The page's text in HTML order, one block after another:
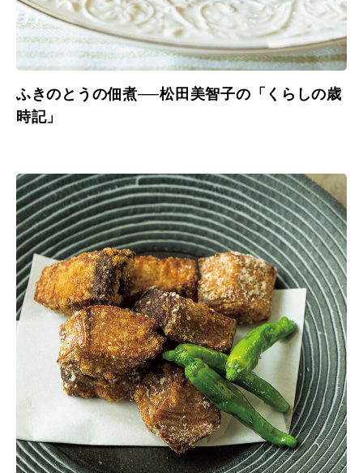
ふきのとうの佃煮──松田美智子の「くらしの歳
時記」